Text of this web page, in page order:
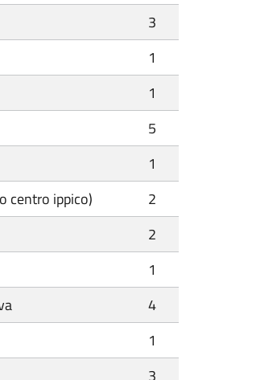
3
1
1
5
1
centro ippico)
2
2
1
4
1
3